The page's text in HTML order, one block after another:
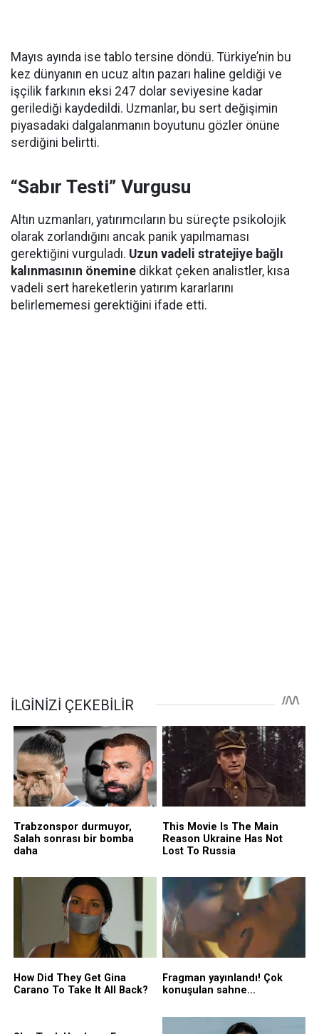
Mayıs ayında ise tablo tersine döndü. Türkiye’nin bu
kez dünyanın en ucuz altın pazarı haline geldiği ve
işçilik farkının eksi 247 dolar seviyesine kadar
gerilediği kaydedildi. Uzmanlar, bu sert değişimin
piyasadaki dalgalanmanın boyutunu gözler önüne
serdiğini belirtti.
“Sabır Testi” Vurgusu
Altın uzmanları, yatırımcıların bu süreçte psikolojik
olarak zorlandığını ancak panik yapılmaması
gerektiğini vurguladı. Uzun vadeli stratejiye bağlı
kalınmasının önemine dikkat çeken analistler, kısa
vadeli sert hareketlerin yatırım kararlarını
belirlememesi gerektiğini ifade etti.